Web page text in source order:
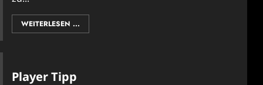
WEITERLESEN ...
Player Tipp